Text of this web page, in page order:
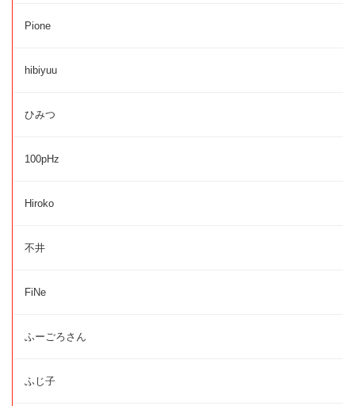
Pione
hibiyuu
ひみつ
100pHz
Hiroko
不井
FiNe
ふーごろさん
ふじ子